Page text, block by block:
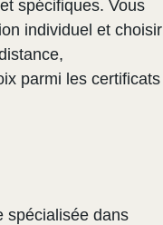
spécifiques. Vous
individuel et choisir
parmi les certificats
spécialisée dans